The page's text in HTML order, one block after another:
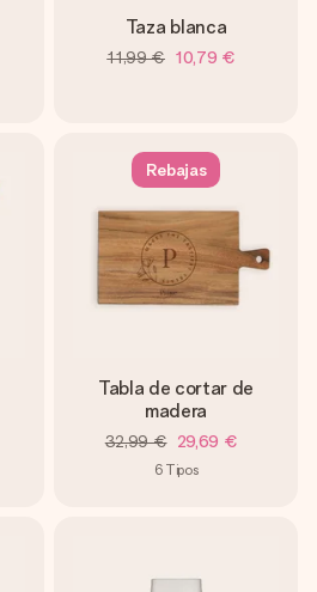
Taza blanca
11,99 € 10,79 €
Rebajas
Tabla de cortar de
madera
32,99 € 29,69 €
6 Tipos